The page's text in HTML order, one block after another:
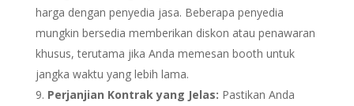
harga dengan penyedia jasa. Beberapa penyedia
mungkin bersedia memberikan diskon atau penawaran
khusus, terutama jika Anda memesan booth untuk
jangka waktu yang lebih lama.
Perjanjian Kontrak yang Jelas: Pastikan Anda